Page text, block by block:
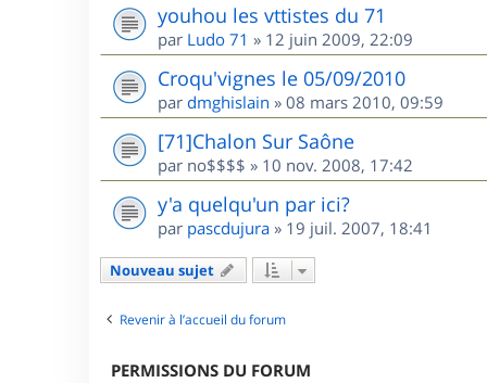
youhou les vttistes du 71
par Ludo 71 » 12 juin 2009, 22:09
Croqu'vignes le 05/09/2010
par dmghislain » 08 mars 2010, 09:59
[71]Chalon Sur Saône
par no$$$$ » 10 nov. 2008, 17:42
y'a quelqu'un par ici?
par pascdujura » 19 juil. 2007, 18:41
Nouveau sujet
Revenir à l’accueil du forum
PERMISSIONS DU FORUM